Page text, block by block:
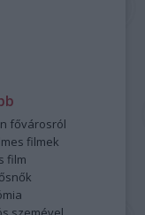
fővárosról
filmek
film